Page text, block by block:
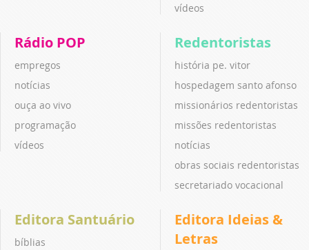
vídeos
Rádio POP
empregos
notícias
ouça ao vivo
programação
vídeos
Redentoristas
história pe. vitor
hospedagem santo afonso
missionários redentoristas
missões redentoristas
notícias
obras sociais redentoristas
secretariado vocacional
Editora Santuário
bíblias
Editora Ideias &
Letras